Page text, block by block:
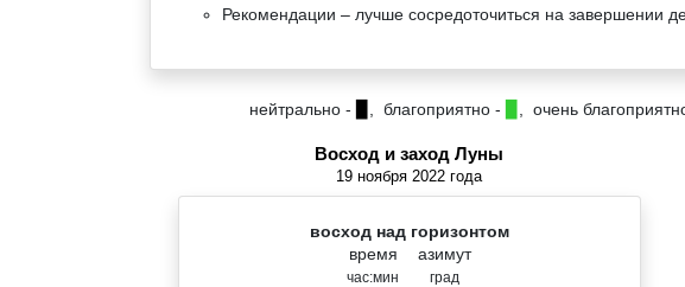
Рекомендации – лучше сосредоточиться на завершении
нейтрально - , благоприятно - , очень
Восход и заход Луны
19 ноября 2022 года
восход над горизонтом
время
час:мин
азимут
град